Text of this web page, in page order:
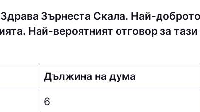
Зърнеста Скала. Най-
Най-вероятният отговор за
Дължина на дума
6